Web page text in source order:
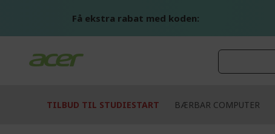
Få ekstra rabat med koden:
TILBUD TIL STUDIESTART BÆRBAR COMPUTER